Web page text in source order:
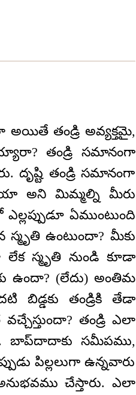
అయితే తండ్రి అవ్యక్తమై,
తండ్రి సమానంగా
దృష్టి తండ్రి సమానంగా
అని మిమ్మల్ని మీరు
ఎల్లప్పుడూ ఏముంటుంది
ఉంటుందా? మీకు
స్మృతి నుండి కూడా
ఉందా? (లేదు) అంతిమ
బిడ్డకు తండ్రికి తేడా
తండ్రి ఎలా
బాప్‌దాదాకు సమీపము,
పిల్లలుగా ఉన్నవారు
చేస్తారు. ఎలా